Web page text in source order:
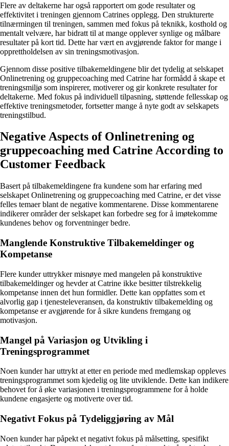
Flere av deltakerne har også rapportert om gode resultater og
effektivitet i treningen gjennom Catrines opplegg. Den strukturerte
tilnærmingen til treningen, sammen med fokus på teknikk, kosthold og
mentalt velvære, har bidratt til at mange opplever synlige og målbare
resultater på kort tid. Dette har vært en avgjørende faktor for mange i
opprettholdelsen av sin treningsmotivasjon.
Gjennom disse positive tilbakemeldingene blir det tydelig at selskapet
Onlinetrening og gruppecoaching med Catrine har formådd å skape et
treningsmiljø som inspirerer, motiverer og gir konkrete resultater for
deltakerne. Med fokus på individuell tilpasning, støttende fellesskap og
effektive treningsmetoder, fortsetter mange å nyte godt av selskapets
treningstilbud.
Negative Aspects of Onlinetrening og
gruppecoaching med Catrine According to
Customer Feedback
Basert på tilbakemeldingene fra kundene som har erfaring med
selskapet Onlinetrening og gruppecoaching med Catrine, er det visse
felles temaer blant de negative kommentarene. Disse kommentarene
indikerer områder der selskapet kan forbedre seg for å imøtekomme
kundenes behov og forventninger bedre.
Manglende Konstruktive Tilbakemeldinger og
Kompetanse
Flere kunder uttrykker misnøye med mangelen på konstruktive
tilbakemeldinger og hevder at Catrine ikke besitter tilstrekkelig
kompetanse innen det hun formidler. Dette kan oppfattes som et
alvorlig gap i tjenesteleveransen, da konstruktiv tilbakemelding og
kompetanse er avgjørende for å sikre kundens fremgang og
motivasjon.
Mangel på Variasjon og Utvikling i
Treningsprogrammet
Noen kunder har uttrykt at etter en periode med medlemskap oppleves
treningsprogrammet som kjedelig og lite utviklende. Dette kan indikere
behovet for å øke variasjonen i treningsprogrammene for å holde
kundene engasjerte og motiverte over tid.
Negativt Fokus på Tydeliggjøring av Mål
Noen kunder har påpekt et negativt fokus på målsetting, spesifikt